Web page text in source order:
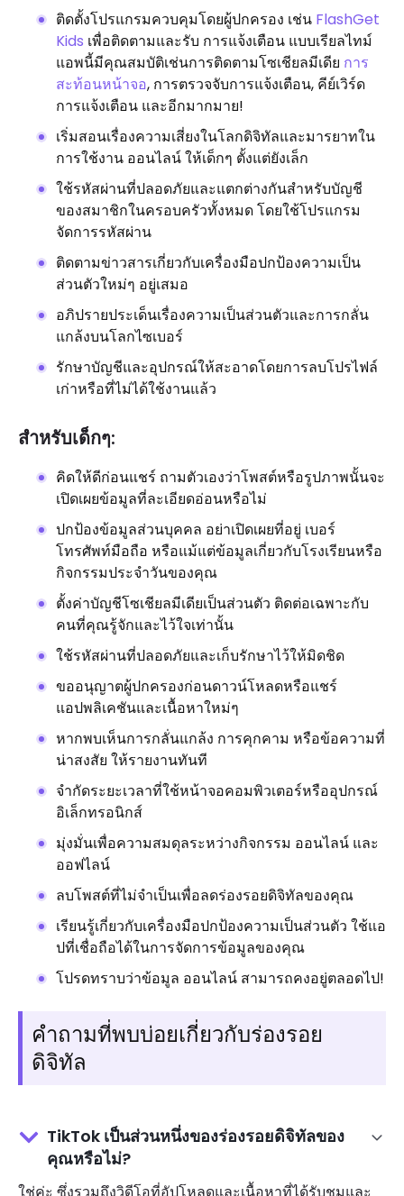
ติดตั้งโปรแกรมควบคุมโดยผู้ปกครอง เช่น FlashGet
Kids เพื่อติดตามและรับ การแจ้งเตือน แบบเรียลไทม์
แอพนี้มีคุณสมบัติเช่นการติดตามโซเชียลมีเดีย การ
สะท้อนหน้าจอ, การตรวจจับการแจ้งเตือน, คีย์เวิร์ด
การแจ้งเตือน และอีกมากมาย!
เริ่มสอนเรื่องความเสี่ยงในโลกดิจิทัลและมารยาทใน
การใช้งาน ออนไลน์ ให้เด็กๆ ตั้งแต่ยังเล็ก
ใช้รหัสผ่านที่ปลอดภัยและแตกต่างกันสำหรับบัญชี
ของสมาชิกในครอบครัวทั้งหมด โดยใช้โปรแกรม
จัดการรหัสผ่าน
ติดตามข่าวสารเกี่ยวกับเครื่องมือปกป้องความเป็น
ส่วนตัวใหม่ๆ อยู่เสมอ
อภิปรายประเด็นเรื่องความเป็นส่วนตัวและการกลั่น
แกล้งบนโลกไซเบอร์
รักษาบัญชีและอุปกรณ์ให้สะอาดโดยการลบโปรไฟล์
เก่าหรือที่ไม่ได้ใช้งานแล้ว
สำหรับเด็กๆ:
คิดให้ดีก่อนแชร์ ถามตัวเองว่าโพสต์หรือรูปภาพนั้นจะ
เปิดเผยข้อมูลที่ละเอียดอ่อนหรือไม่
ปกป้องข้อมูลส่วนบุคคล อย่าเปิดเผยที่อยู่ เบอร์
โทรศัพท์มือถือ หรือแม้แต่ข้อมูลเกี่ยวกับโรงเรียนหรือ
กิจกรรมประจำวันของคุณ
ตั้งค่าบัญชีโซเชียลมีเดียเป็นส่วนตัว ติดต่อเฉพาะกับ
คนที่คุณรู้จักและไว้ใจเท่านั้น
ใช้รหัสผ่านที่ปลอดภัยและเก็บรักษาไว้ให้มิดชิด
ขออนุญาตผู้ปกครองก่อนดาวน์โหลดหรือแชร์
แอปพลิเคชันและเนื้อหาใหม่ๆ
หากพบเห็นการกลั่นแกล้ง การคุกคาม หรือข้อความที่
น่าสงสัย ให้รายงานทันที
จำกัดระยะเวลาที่ใช้หน้าจอคอมพิวเตอร์หรืออุปกรณ์
อิเล็กทรอนิกส์
มุ่งมั่นเพื่อความสมดุลระหว่างกิจกรรม ออนไลน์ และ
ออฟไลน์
ลบโพสต์ที่ไม่จำเป็นเพื่อลดร่องรอยดิจิทัลของคุณ
เรียนรู้เกี่ยวกับเครื่องมือปกป้องความเป็นส่วนตัว ใช้แอ
ปที่เชื่อถือได้ในการจัดการข้อมูลของคุณ
โปรดทราบว่าข้อมูล ออนไลน์ สามารถคงอยู่ตลอดไป!
คำถามที่พบบ่อยเกี่ยวกับร่องรอย
ดิจิทัล
TikTok เป็นส่วนหนึ่งของร่องรอยดิจิทัลของ
คุณหรือไม่?